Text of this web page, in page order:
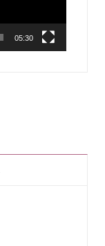
05:30